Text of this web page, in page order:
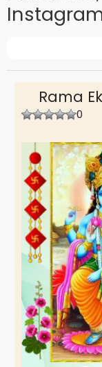
Rama
0